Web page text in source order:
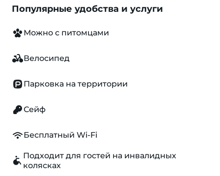
Популярные удобства и услуги
Можно с питомцами
Велосипед
Парковка на территории
Сейф
Бесплатный Wi-Fi
Подходит для гостей на инвалидных
колясках